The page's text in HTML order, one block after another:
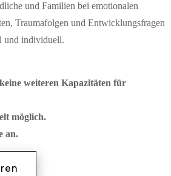
und Familien bei emotionalen
Traumafolgen und Entwicklungsfragen
und individuell.
weiteren Kapazitäten für
möglich.
an.